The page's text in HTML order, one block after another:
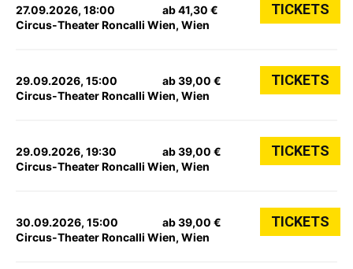
27.09.2026, 18:00
Circus-Theater Roncalli Wien, Wien
ab 41,30 € TICKETS
29.09.2026, 15:00
Circus-Theater Roncalli Wien, Wien
ab 39,00 € TICKETS
29.09.2026, 19:30
Circus-Theater Roncalli Wien, Wien
ab 39,00 € TICKETS
30.09.2026, 15:00
Circus-Theater Roncalli Wien, Wien
ab 39,00 € TICKETS